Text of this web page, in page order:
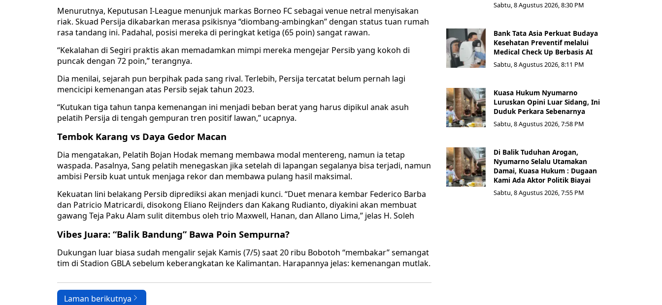
​Menurutnya, Keputusan I-League menunjuk markas Borneo FC sebagai venue netral menyisakan
riak. Skuad Persija dikabarkan merasa psikisnya “diombang-ambingkan” dengan status tuan rumah
rasa tandang ini. Padahal, posisi mereka di peringkat ketiga (65 poin) sangat rawan.
“Kekalahan di Segiri praktis akan memadamkan mimpi mereka mengejar Persib yang kokoh di
puncak dengan 72 poin,” terangnya.
Dia menilai, sejarah pun berpihak pada sang rival. Terlebih, Persija tercatat belum pernah lagi
mencicipi kemenangan atas Persib sejak tahun 2023.
“Kutukan tiga tahun tanpa kemenangan ini menjadi beban berat yang harus dipikul anak asuh
pelatih Persija di tengah gempuran tren positif lawan,” ucapnya.
Tembok Karang vs Daya Gedor Macan
Dia mengatakan, Pelatih Bojan Hodak memang membawa modal mentereng, namun ia tetap
waspada. Pasalnya, Sang pelatih menegaskan jika setelah di lapangan segalanya bisa terjadi, namun
ambisi Persib kuat untuk menjaga rekor dan membawa pulang hasil maksimal.
​Kekuatan lini belakang Persib diprediksi akan menjadi kunci. “Duet menara kembar Federico Barba
dan Patricio Matricardi, disokong Eliano Reijnders dan Kakang Rudianto, diyakini akan membuat
gawang Teja Paku Alam sulit ditembus oleh trio Maxwell, Hanan, dan Allano Lima,” jelas H. Soleh
Vibes Juara: “Balik Bandung” Bawa Poin Sempurna?
Dukungan luar biasa sudah mengalir sejak Kamis (7/5) saat 20 ribu Bobotoh “membakar” semangat
tim di Stadion GBLA sebelum keberangkatan ke Kalimantan. Harapannya jelas: kemenangan mutlak.
Laman berikutnya
Sabtu, 8 Agustus 2026, 8:30 PM
Bank Tata Asia Perkuat Budaya
Kesehatan Preventif melalui
Medical Check Up Berbasis AI
Sabtu, 8 Agustus 2026, 8:11 PM
Kuasa Hukum Nyumarno
Luruskan Opini Luar Sidang, Ini
Duduk Perkara Sebenarnya ​
Sabtu, 8 Agustus 2026, 7:58 PM
Di Balik Tuduhan Arogan,
Nyumarno Selalu Utamakan
Damai, Kuasa Hukum : Dugaan
Kami Ada Aktor Politik Biayai
Sabtu, 8 Agustus 2026, 7:55 PM